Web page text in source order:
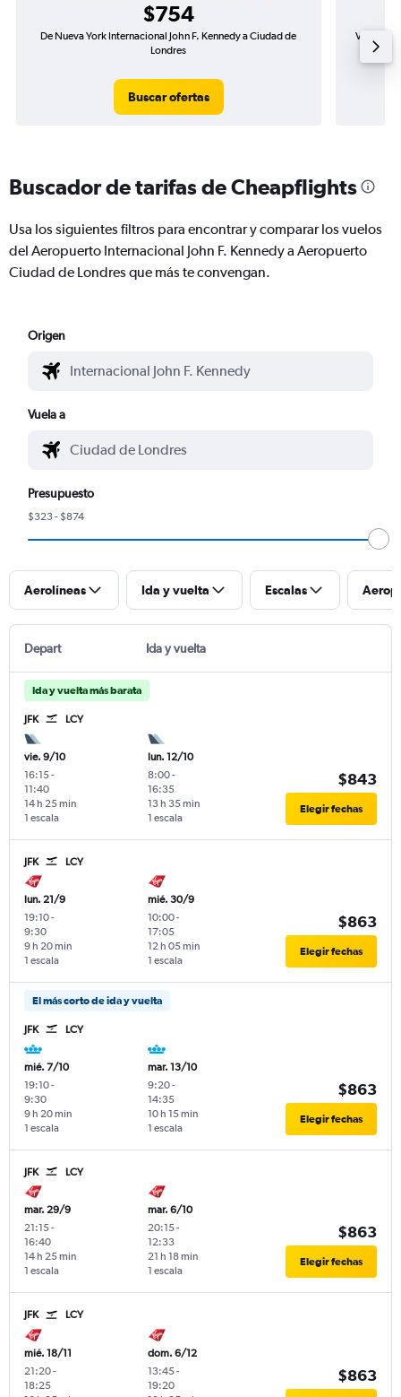
$754
De Nueva York Internacional John F. Kennedy a Ciudad de
Londres
Buscar ofertas
Vuelo de
Buscador de tarifas de Cheapflights
Usa los siguientes filtros para encontrar y comparar los vuelos
del Aeropuerto Internacional John F. Kennedy a Aeropuerto
Ciudad de Londres que más te convengan.
Origen
Vuela a
Presupuesto
$323 - $874
Aerolíneas Ida y vuelta Escalas
Depart Ida y vuelta
Ida y vuelta más barata
JFK LCY
vie. 9/10
16:15-
11:40
1 escala
14 h 25 min
lun. 12/10
8:00-
16:35
1 escala
13 h 35 min
$843
Elegir fechas
JFK LCY
lun. 21/9
19:10-
9:30
1 escala
9 h 20 min
mié. 30/9
10:00-
17:05
1 escala
12 h 05 min
$863
Elegir fechas
El más corto de ida y vuelta
JFK LCY
mié. 7/10
19:10-
9:30
1 escala
9 h 20 min
mar. 13/10
9:20-
14:35
1 escala
10 h 15 min
$863
Elegir fechas
JFK LCY
mar. 29/9
21:15-
16:40
1 escala
14 h 25 min
mar. 6/10
20:15-
12:33
1 escala
21 h 18 min
$863
Elegir fechas
JFK LCY
mié. 18/11
21:20-
18:25
dom. 6/12
13:45-
19:20
$863